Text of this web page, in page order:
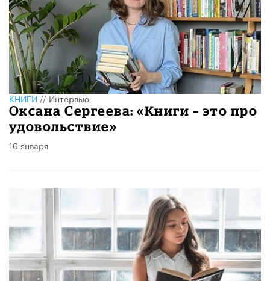
КНИГИ//Интервью
Оксана Сергеева: «Книги – это про
удовольствие»
16 января